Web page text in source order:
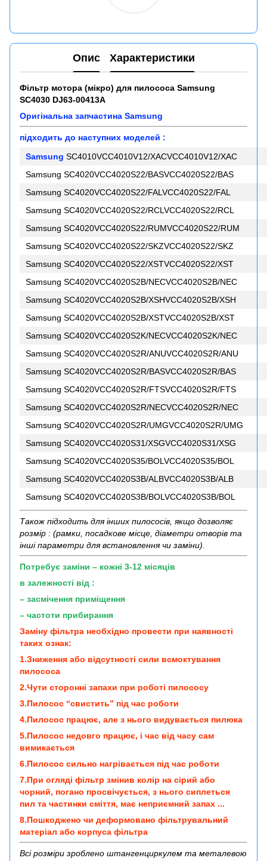
Опис Характеристики
Фільтр мотора (мікро) для пилососа Samsung
SC4030 DJ63-00413A
Оригінальна запчастина Samsung
підходить до наступних моделей :
Samsung SC4010VCC4010V12/XACVCC4010V12/XAC
Samsung SC4020VCC4020S22/BASVCC4020S22/BAS
Samsung SC4020VCC4020S22/FALVCC4020S22/FAL
Samsung SC4020VCC4020S22/RCLVCC4020S22/RCL
Samsung SC4020VCC4020S22/RUMVCC4020S22/RUM
Samsung SC4020VCC4020S22/SKZVCC4020S22/SKZ
Samsung SC4020VCC4020S22/XSTVCC4020S22/XST
Samsung SC4020VCC4020S2B/NECVCC4020S2B/NEC
Samsung SC4020VCC4020S2B/XSHVCC4020S2B/XSH
Samsung SC4020VCC4020S2B/XSTVCC4020S2B/XST
Samsung SC4020VCC4020S2K/NECVCC4020S2K/NEC
Samsung SC4020VCC4020S2R/ANUVCC4020S2R/ANU
Samsung SC4020VCC4020S2R/BASVCC4020S2R/BAS
Samsung SC4020VCC4020S2R/FTSVCC4020S2R/FTS
Samsung SC4020VCC4020S2R/NECVCC4020S2R/NEC
Samsung SC4020VCC4020S2R/UMGVCC4020S2R/UMG
Samsung SC4020VCC4020S31/XSGVCC4020S31/XSG
Samsung SC4020VCC4020S35/BOLVCC4020S35/BOL
Samsung SC4020VCC4020S3B/ALBVCC4020S3B/ALB
Samsung SC4020VCC4020S3B/BOLVCC4020S3B/BOL
Також підходить для інших пилососів, якщо дозволяє
розмір : (рамки, посадкове місце, діаметри отворів та
інші параметри для встановлення чи заміни).
Потребує заміни – кожні 3-12 місяців
в залежності від :
– засмічення приміщення
– частоти прибирання
Заміну фільтра необхідно провести при наявності
таких ознак:
1.Зниження або відсутності сили всмоктування
пилососа
2.Чути сторонні запахи при роботі пилососу
3.Пилосос “свистить” під час роботи
4.Пилосос працює, але з нього видувається пилюка
5.Пилосос недовго працює, і час від часу сам
вимикається
6.Пилосос сильно нагрівається під час роботи
7.При огляді фільтр змінив колір на сірий або
чорний, погано просвічується, з нього сиплеться
пил та частинки сміття, має неприємний запах ...
8.Пошкоджено чи деформовано фільтрувальний
матеріал або корпуса фільтра
Всі розміри зроблено штангенциркулем та металевою